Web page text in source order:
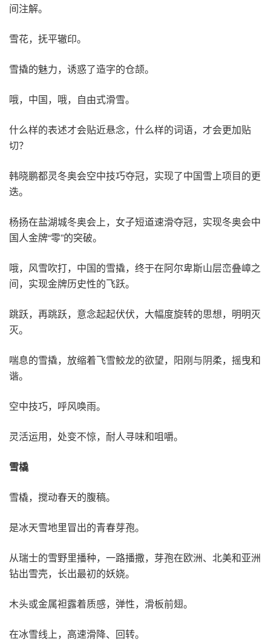
间注解。
雪花，抚平辙印。
雪撬的魅力，诱惑了造字的仓颉。
哦，中国，哦，自由式滑雪。
什么样的表述才会贴近悬念，什么样的词语，才会更加贴
切？
韩晓鹏都灵冬奥会空中技巧夺冠，实现了中国雪上项目的更
迭。
杨扬在盐湖城冬奥会上，女子短道速滑夺冠，实现冬奥会中
国人金牌“零”的突破。
哦，风雪吹打，中国的雪撬，终于在阿尔卑斯山层峦叠嶂之
间，实现金牌历史性的飞跃。
跳跃，再跳跃，意念起起伏伏，大幅度旋转的思想，明明灭
灭。
喘息的雪撬，放缩着飞雪鲛龙的欲望，阳刚与阴柔，摇曳和
谐。
空中技巧，呼风唤雨。
灵活运用，处变不惊，耐人寻味和咀嚼。
雪橇
雪橇，搅动春天的腹稿。
是冰天雪地里冒出的青春芽孢。
从瑞士的雪野里播种，一路播撒，芽孢在欧洲、北美和亚洲
钻出雪壳，长出最初的妖娆。
木头或金属袒露着质感，弹性，滑板前翅。
在冰雪线上，高速滑降、回转。